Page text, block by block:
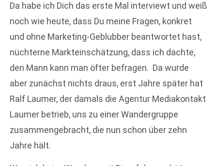
Da habe ich Dich das erste Mal interviewt und weiß
noch wie heute, dass Du meine Fragen, konkret
und ohne Marketing-Geblubber beantwortet hast,
nüchterne Markteinschätzung, dass ich dachte,
den Mann kann man öfter befragen. Da wurde
aber zunächst nichts draus, erst Jahre später hat
Ralf Laumer, der damals die Agentur Mediakontakt
Laumer betrieb, uns zu einer Wandergruppe
zusammengebracht, die nun schon über zehn
Jahre hält.